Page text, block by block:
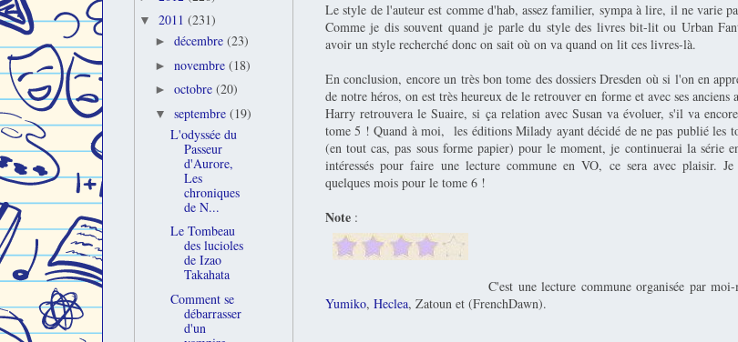
Le style de l'auteur est comme d'hab, assez familier, sympa à lire, il ne varie
Comme je dis souvent quand je parle du style des livres bit-lit ou Urban
avoir un style recherché donc on sait où on va quand on lit ces livres-là.
En conclusion, encore un très bon tome des dossiers Dresden où si l'on en
de notre héros, on est très heureux de le retrouver en forme et avec ses
Harry retrouvera le Suaire, si ça relation avec Susan va évoluer, s'il va
tome 5 ! Quand à moi, les éditions Milady ayant décidé de ne pas publié les
(en tout cas, pas sous forme papier) pour le moment, je continuerai la série
intéressés pour faire une lecture commune en VO, ce sera avec plaisir. Je
quelques mois pour le tome 6 !
Note :
C'est une lecture commune organisée par moi-
Yumiko, Heclea, Zatoun et (FrenchDawn).
▼ 2011 (231)
► décembre (23)
► novembre (18)
► octobre (20)
▼ septembre (19)
L'odyssée du
Passeur
d'Aurore,
Les
chroniques
de N...
Le Tombeau
des lucioles
de Izao
Takahata
Comment se
débarrasser
d'un